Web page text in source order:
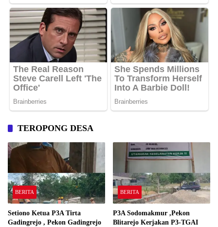
TEROPONG DESA
BERITA
Setiono Ketua P3A Tirta
Gadingrejo , Pekon Gadingrejo
BERITA
P3A Sodomakmur ,Pekon
Blitarejo Kerjakan P3-TGAI